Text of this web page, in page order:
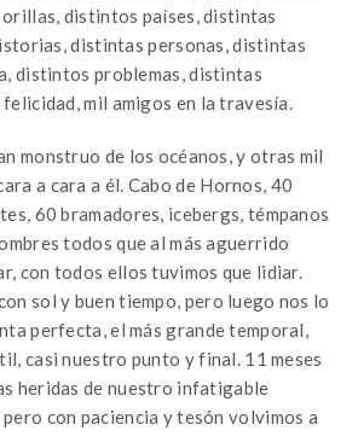
orillas, distintos países, distintas
distintas personas, distintas
distintos problemas, distintas
mil amigos en la travesía.
monstruo de los océanos, y otras mil
a cara a él. Cabo de Hornos, 40
60 bramadores, icebergs, témpanos
todos que al más aguerrido
con todos ellos tuvimos que lidiar.
sol y buen tiempo, pero luego nos lo
perfecta, el más grande temporal,
casi nuestro punto y final. 11 meses
heridas de nuestro infatigable
con paciencia y tesón volvimos a